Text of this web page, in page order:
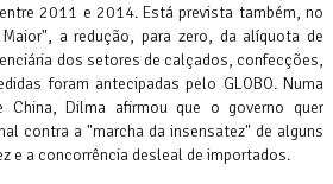
2011 e 2014. Está prevista também, no
a redução, para zero, da alíquota de
dos setores de calçados, confecções,
foram antecipadas pelo GLOBO. Numa
China, Dilma afirmou que o governo quer
contra a "marcha da insensatez" de alguns
e a concorrência desleal de importados.